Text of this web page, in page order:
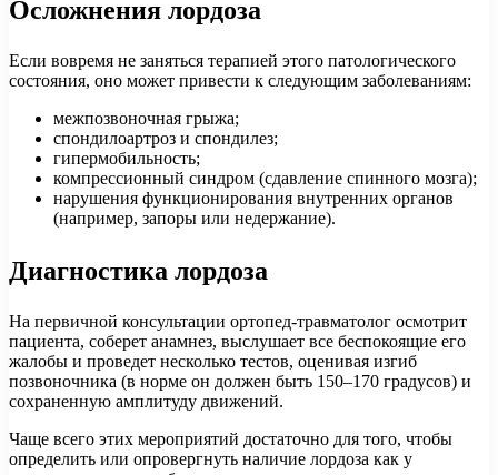
Осложнения лордоза
Если вовремя не заняться терапией этого патологического
состояния, оно может привести к следующим заболеваниям:
межпозвоночная грыжа;
спондилоартроз и спондилез;
гипермобильность;
компрессионный синдром (сдавление спинного мозга);
нарушения функционирования внутренних органов
(например, запоры или недержание).
Диагностика лордоза
На первичной консультации ортопед-травматолог осмотрит
пациента, соберет анамнез, выслушает все беспокоящие его
жалобы и проведет несколько тестов, оценивая изгиб
позвоночника (в норме он должен быть 150–170 градусов) и
сохраненную амплитуду движений.
Чаще всего этих мероприятий достаточно для того, чтобы
определить или опровергнуть наличие лордоза как у